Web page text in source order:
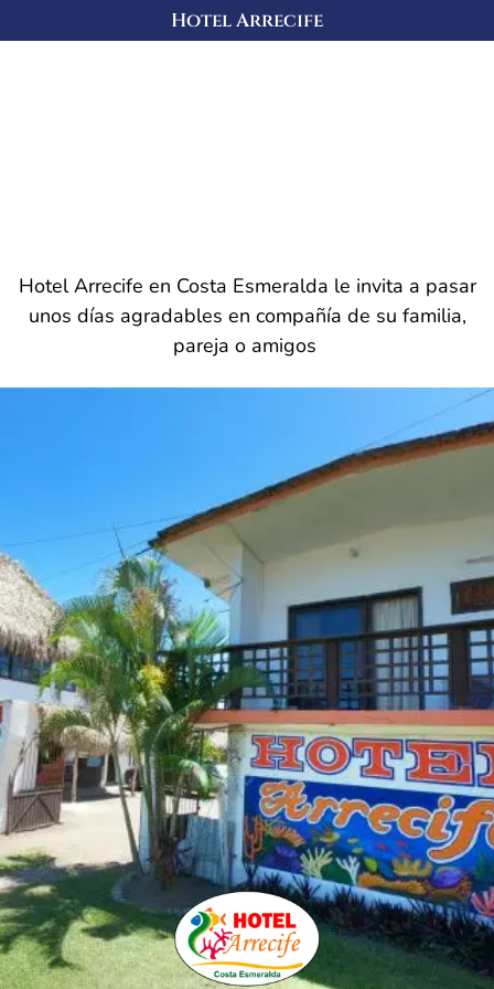
Hotel Arrecife
Hotel Arrecife en Costa Esmeralda le invita a pasar
unos días agradables en compañía de su familia,
pareja o amigos